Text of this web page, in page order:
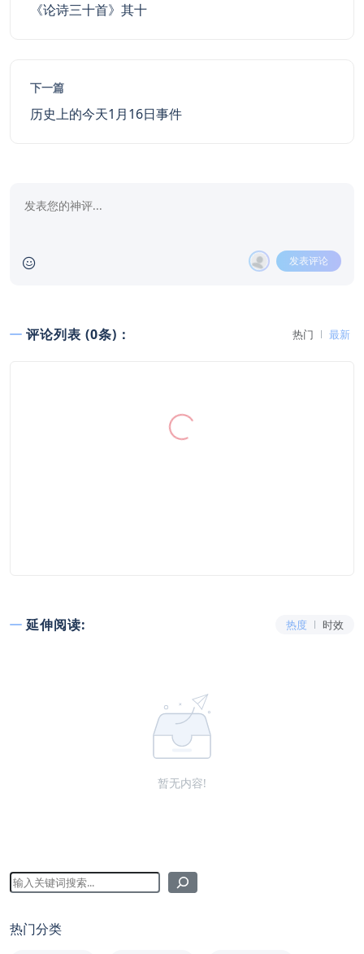
《论诗三十首》其十
下一篇
历史上的今天1月16日事件
发表评论
评论列表 (0条)： 热门 最新
延伸阅读: 热度 时效
暂无内容!
热门分类